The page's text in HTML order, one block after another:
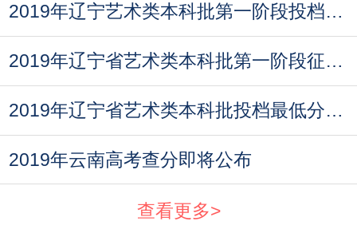
2019年辽宁艺术类本科批第一阶段投档最低分（美术
2019年辽宁省艺术类本科批第一阶段征集志愿投档最
2019年辽宁省艺术类本科批投档最低分数线
2019年云南高考查分即将公布
查看更多>